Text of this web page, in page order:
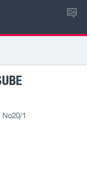
DA
No20/1